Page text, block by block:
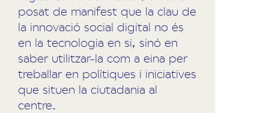
posat de manifest que la clau de
la innovació social digital no és
en la tecnologia en si, sinó en
saber utilitzar-la com a eina per
treballar en polítiques i iniciatives
que situen la ciutadania al
centre.